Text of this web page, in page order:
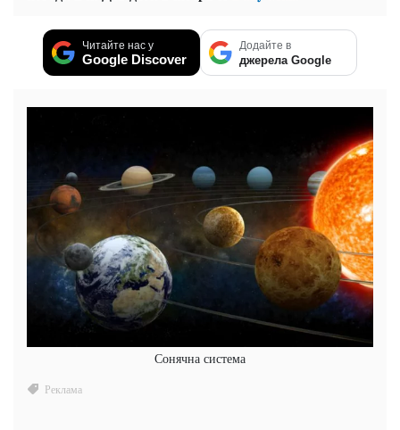
Читайте нас у
Google Discover
Додайте в
джерела Google
Сонячна система